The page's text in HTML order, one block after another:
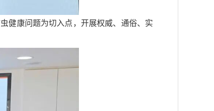
健康问题为切入点，开展权威、通俗、实